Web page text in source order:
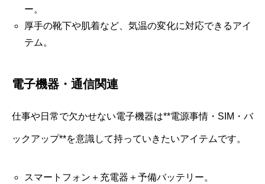
ー。
厚手の靴下や肌着など、気温の変化に対応できるアイ
テム。
電子機器・通信関連
仕事や日常で欠かせない電子機器は**電源事情・SIM・バ
ックアップ**を意識して持っていきたいアイテムです。
スマートフォン＋充電器＋予備バッテリー。